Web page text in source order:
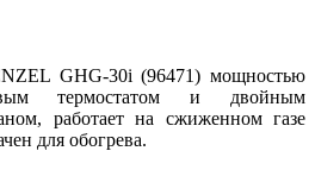
GHG-30i (96471) мощностью
термостатом и двойным
работает на сжиженном газе
для обогрева.